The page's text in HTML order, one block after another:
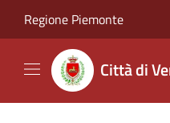
Regione Piemonte
Città di